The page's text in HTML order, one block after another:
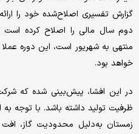
دوم سال مالی را اصلاح کرده است
خواهد بود.
ظرفیت تولید داشته باشد. با توجه